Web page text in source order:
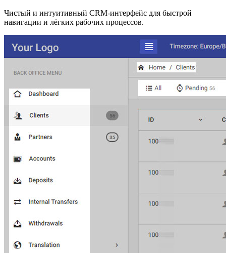
Чистый и интуитивный CRM-интерфейс для быстрой
навигации и лёгких рабочих процессов.